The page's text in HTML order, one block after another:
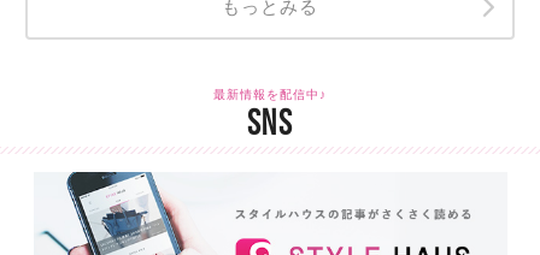
もっとみる
最新情報を配信中♪
SNS